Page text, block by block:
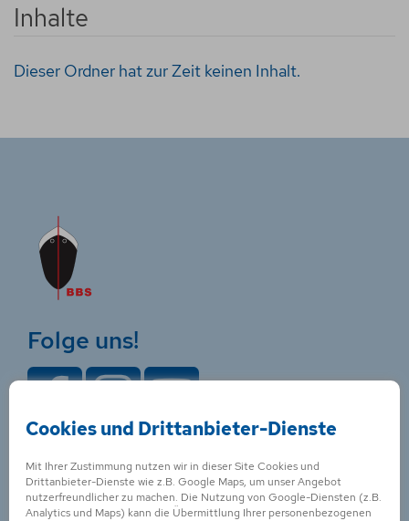
Inhalte
Dieser Ordner hat zur Zeit keinen Inhalt.
Folge uns!
Kontakt für
Bord-Ausbildungen
Cookies und Drittanbieter-Dienste
Mit Ihrer Zustimmung nutzen wir in dieser Site Cookies und
Drittanbieter-Dienste wie z.B. Google Maps, um unser Angebot
nutzerfreundlicher zu machen. Die Nutzung von Google-Diensten (z.B.
Analytics und Maps) kann die Übermittlung Ihrer personenbezogenen